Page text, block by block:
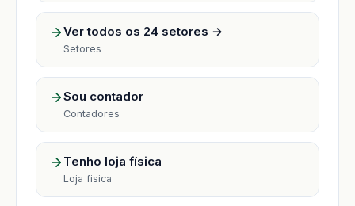
Ver todos os 24 setores →
Setores
Sou contador
Contadores
Tenho loja física
Loja fisica